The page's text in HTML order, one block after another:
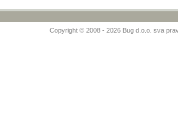
Copyright © 2008 - 2026 Bug d.o.o. sva